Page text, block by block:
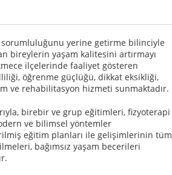
sorumluluğunu yerine getirme bilinciyle
bireylerin yaşam kalitesini artırmayı
ilçelerinde faaliyet gösteren
öğrenme güçlüğü, dikkat eksikliği,
ve rehabilitasyon hizmeti sunmaktadır.
birebir ve grup eğitimleri, fizyoterapi
ve bilimsel yöntemler
eğitim planları ile gelişimlerinin tüm
bağımsız yaşam becerileri